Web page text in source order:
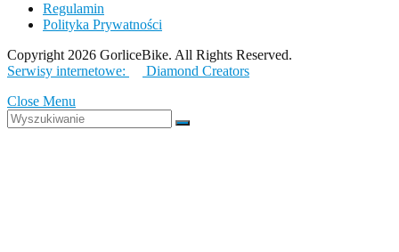
Regulamin
Polityka Prywatności
Copyright 2026 GorliceBike. All Rights Reserved.
Serwisy internetowe:
Diamond Creators
Close Menu